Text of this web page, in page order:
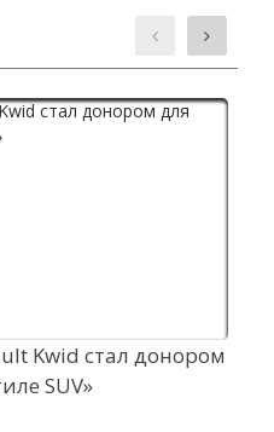
Kwid стал донором
SUV»